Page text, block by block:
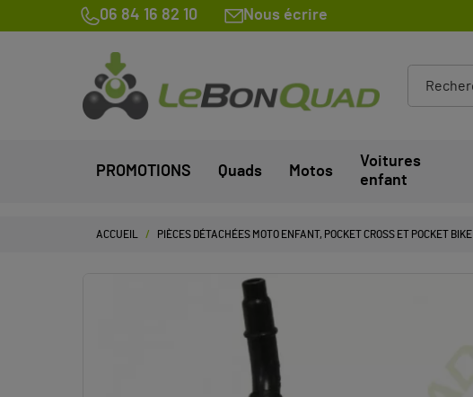
06 84 16 82 10 Nous écrire
PROMOTIONS Quads Motos
Voitures
enfant
ACCUEIL PIÈCES DÉTACHÉES MOTO ENFANT, POCKET CROSS ET POCKET BIKE